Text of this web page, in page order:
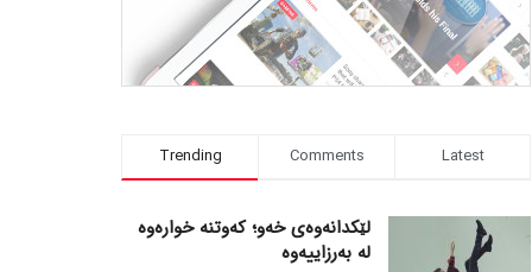
Trending Comments Latest
لێکدانەوەی خەو؛ کەوتنە خوارەوە
لە بەرزاییەوە